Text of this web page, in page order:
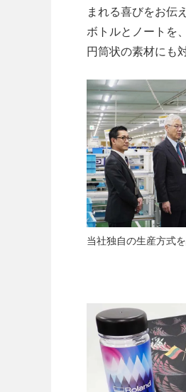
まれる喜びをお伝
ボトルとノートを
円筒状の素材にも
当社独自の生産方式